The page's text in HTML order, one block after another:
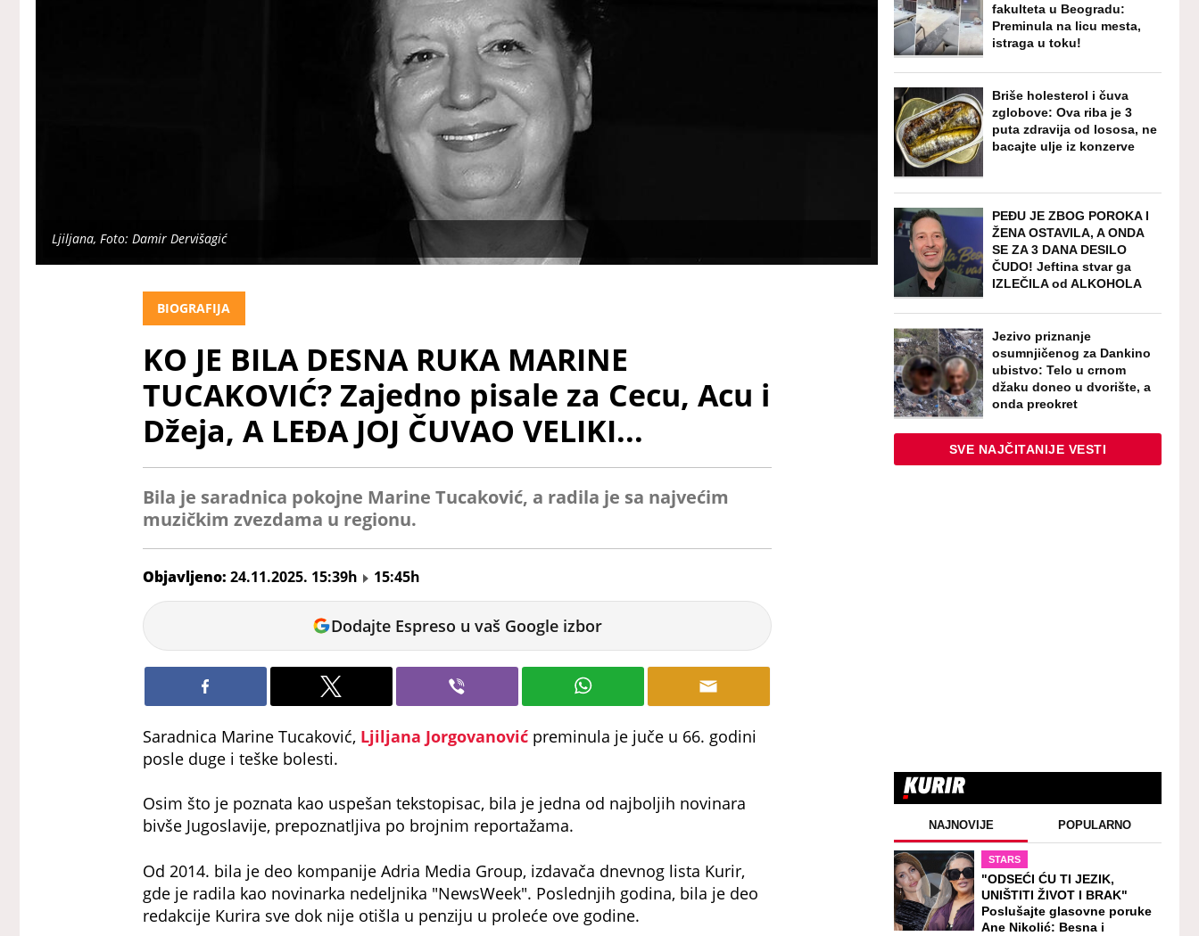
Ljiljana, Foto: Damir Dervišagić
BIOGRAFIJA
KO JE BILA DESNA RUKA MARINE
TUCAKOVIĆ? Zajedno pisale za Cecu, Acu i
Džeja, A LEĐA JOJ ČUVAO VELIKI...
Bila je saradnica pokojne Marine Tucaković, a radila je sa najvećim
muzičkim zvezdama u regionu.
Objavljeno: 24.11.2025. 15:39h
15:45h
Vanja
Pejić
Dodajte Espreso u vaš Google izbor
Saradnica Marine Tucaković, Ljiljana Jorgovanovićpreminula je juče u 66. godini
posle duge i teške bolesti.
Osim što je poznata kao uspešan tekstopisac, bila je jedna od najboljih novinara
bivše Jugoslavije, prepoznatljiva po brojnim reportažama.
Od 2014. bila je deo kompanije Adria Media Group, izdavača dnevnog lista Kurir,
gde je radila kao novinarka nedeljnika "NewsWeek". Poslednjih godina, bila je deo
redakcije Kurira sve dok nije otišla u penziju u proleće ove godine.
fakulteta u Beogradu:
Preminula na licu mesta,
istraga u toku!
Briše holesterol i čuva
zglobove: Ova riba je 3
puta zdravija od lososa, ne
bacajte ulje iz konzerve
PEĐU JE ZBOG POROKA I
ŽENA OSTAVILA, A ONDA
SE ZA 3 DANA DESILO
ČUDO! Jeftina stvar ga
IZLEČILA od ALKOHOLA
Jezivo priznanje
osumnjičenog za Dankino
ubistvo: Telo u crnom
džaku doneo u dvorište, a
onda preokret
SVE NAJČITANIJE VESTI
NAJNOVIJE POPULARNO
STARS
"ODSEĆI ĆU TI JEZIK,
UNIŠTITI ŽIVOT I BRAK"
Poslušajte glasovne poruke
Ane Nikolić: Besna i